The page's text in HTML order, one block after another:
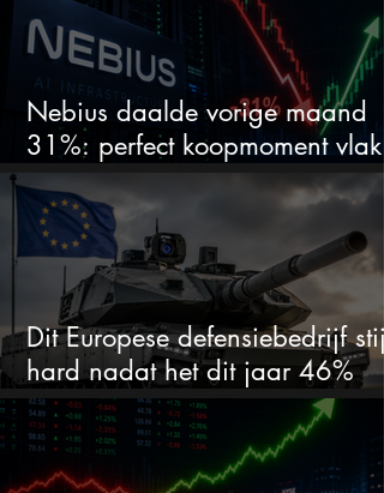
Nebius daalde vorige maand
31%: perfect koopmoment vlak
voor kwartaalcijfers?
Dit Europese defensiebedrijf
hard nadat het dit jaar 46%
daalde: mooie koopkans?